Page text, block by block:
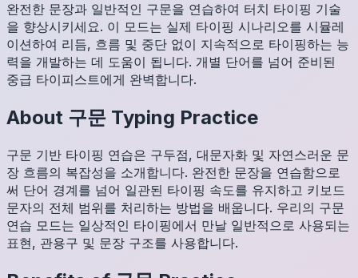
완전한 문장과 일반적인 구문을 연습하여 터치 타이핑 기술
을 향상시키세요. 이 모드는 실제 타이핑 시나리오를 시뮬레
이션하여 리듬, 흐름 및 중단 없이 지속적으로 타이핑하는 능
력을 개발하는 데 도움이 됩니다. 개별 단어를 넘어 준비된
중급 타이피스트에게 완벽합니다.
About 구문 Typing Practice
구문 기반 타이핑 연습은 구두점, 대문자화 및 자연스러운 문
장 흐름의 복잡성을 소개합니다. 완전한 문장을 연습함으로
써 단어 경계를 넘어 일관된 타이핑 속도를 유지하고 키보드
문자의 전체 범위를 처리하는 방법을 배웁니다. 우리의 구문
연습 모드는 일상적인 타이핑에서 만날 일반적으로 사용되는
표현, 관용구 및 문장 구조를 사용합니다.